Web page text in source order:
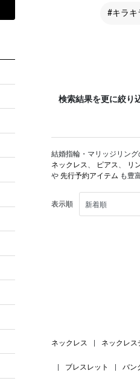
#キラキ
検索結果を更に絞り
結婚指輪・マリッジリン
ネックレス
ピアス リ
や 先行予約アイテム も豊
表示順
ネックレス ネックレス
ブレスレット バン